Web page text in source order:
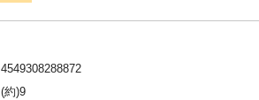
4549308288872
(約)9